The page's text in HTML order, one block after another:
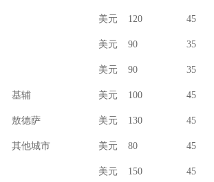
美元 120 45
美元 90 35
美元 90 35
基辅 美元 100 45
敖德萨 美元 130 45
其他城市 美元 80 45
美元 150 45